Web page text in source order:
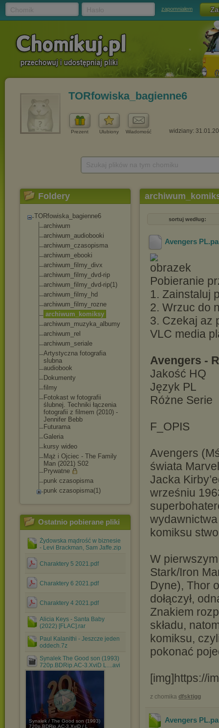
zapomniałem
TORfowiska_bagienne6
Prezent Ulubiony Wiadomość widziany:
Foldery
TORfowiska_bagienne6
archiwum
archiwum_audiobooki
archiwum_czasopisma
archiwum_ebooki
archiwum_filmy_divx
archiwum_filmy_dvd-rip
archiwum_filmy_dvd-rip(1)
archiwum_filmy_hd
archiwum_filmy_rozne
archiwum_komiksy
archiwum_muzyka_a lbumy
archiwum_rel
archiwum_seriale
Artystyczna fotografia
slubna
audiobook
Dokumenty
filmy
Fotokast w fotografii
ślubnej. Techniki łączenia
fotografii z filmem (2010) -
Jennifer Bebb
Futurama
Galeria
kursy wideo
Mąż i Ojciec - The Family
Man (2021) S02
Prywatne
punk czasopisma
punk czasopisma(1)
Ostatnio pobierane pliki
Żydowska mądrość w biznesie
- Levi Brackman, Sam Jaffe.zip
Charaktery 5 2021.pdf
Charaktery 6 2021.pdf
Charaktery 4 2021.pdf
Alicia Keys - Santa Baby
(2022) [FLAC].rar
Paul Kalanithi - Jeszcze jeden
oddech.7z
Synalek The Good son (1993)
720p.BDRip.AC-3.XviD L....avi
Synalek / The Good son (1993)
720p.BDRip.AC-3.XviD / L ...
sortuj według:
Avengers
Pobieranie
1. Zainstaluj
2. Wrzuc do
3. Czekaj az
VLC media
Avengers -
Jakość HQ
Język PL
Różne Serie
F_OPIS
Avengers
świata
Jacka
wrześniu
komiksu
W
Stark/Iron
Dyne), Thor
dołączył,
Znakiem
składu,
komiksu,
pokonać
[img]https://
z chomika dfsktigg
Avengers